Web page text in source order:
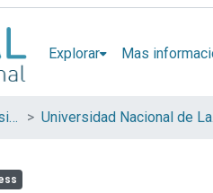
Explorar Mas
Investigadores en Universidades Nacionales de la provincia de Buenos Aires